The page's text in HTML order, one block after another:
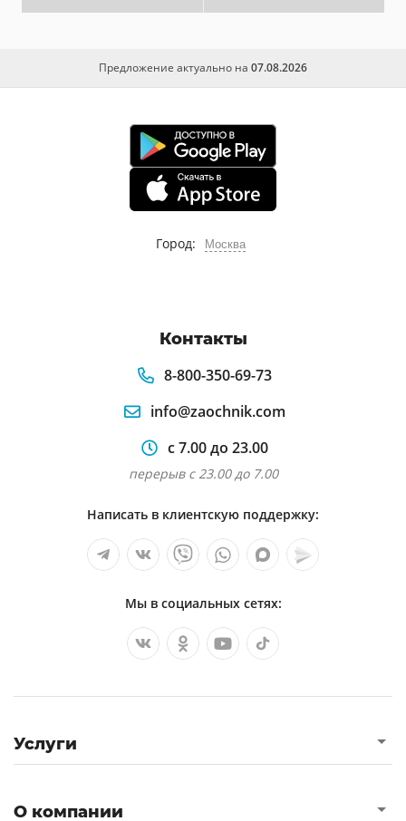
Предложение актуально на 07.08.2026
Город: Москва
Контакты
8-800-350-69-73
info@zaochnik.com
с 7.00 до 23.00
перерыв с 23.00 до 7.00
Написать в клиентскую поддержку:
Мы в социальных сетях:
Услуги
О компании